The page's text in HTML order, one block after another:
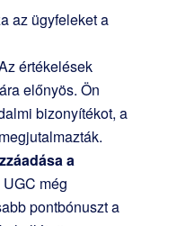
az ügyfeleket a
értékelések
előnyös. Ön
bizonyítékot, a
a
még
pontbónuszt a